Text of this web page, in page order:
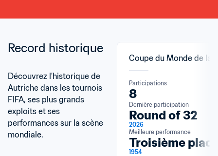
Record historique
Découvrez l'historique de
Autriche dans les tournois
FIFA, ses plus grands
exploits et ses
performances sur la scène
mondiale.
Coupe du Monde de la
Participations
8
Dernière participation
Round of 32
2026
Meilleure performance
Troisième
1954